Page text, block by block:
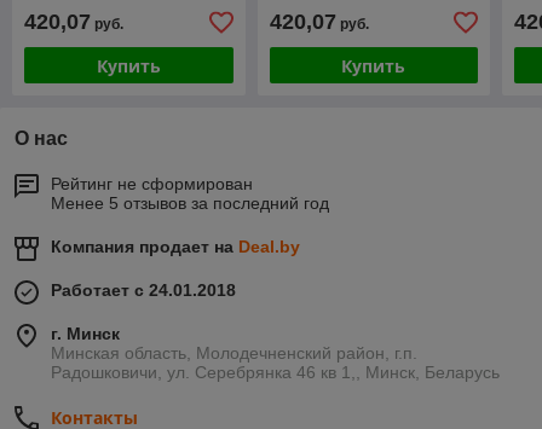
420,07 руб.
Купить
420,07 руб.
Купить
О нас
Рейтинг не сформирован
Менее 5 отзывов за последний год
Компания продает на Deal.by
Работает с 24.01.2018
г. Минск
Минская область, Молодечненский район, г.п.
Радошковичи, ул. Серебрянка 46 кв 1,, Минск, Беларусь
Контакты